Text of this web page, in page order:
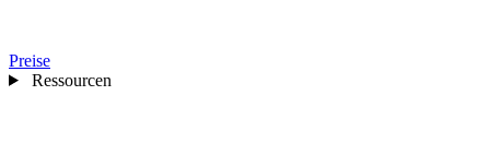
Preise
Ressourcen